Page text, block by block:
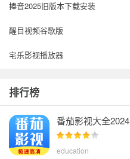
捧音2025旧版本下载安装
醒目视频谷歌版
宅乐影视播放器
无名音乐2023
排行榜
番茄影视大全2024
education